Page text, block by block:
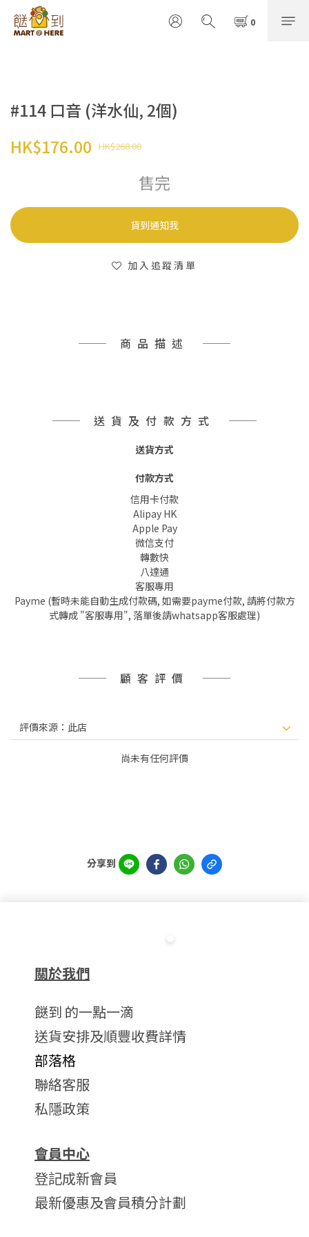
#114 口音 (洋水仙, 2個)
HK$268.00
HK$176.00
售完
貨到通知我
加入追蹤清單
商品描述
送貨及付款方式
送貨方式
付款方式
信用卡付款
Alipay HK
Apple Pay
微信支付
轉數快
八達通
客服專用
Payme (暫時未能自動生成付款碼, 如需要payme付款, 請將付款方
式轉成 "客服專用", 落單後請whatsapp客服處理)
顧客評價
尚未有任何評價
分享到
關於我們
餸到 的一點一滴
送貨安排及順豐收費詳情
部落格
聯絡客服
私隱政策
會員中心
登記成新會員
最新優惠及會員積分計劃